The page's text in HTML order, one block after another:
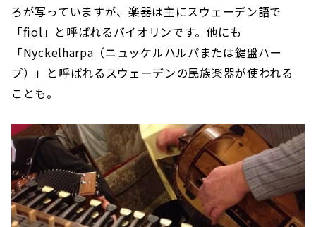
ろが写っていますが、楽器は主にスウェーデン語で
「fiol」と呼ばれるバイオリンです。他にも
「Nyckelharpa（ニュッケルハルパまたは鍵盤ハー
プ）」と呼ばれるスウェーデンの民族楽器が使われる
ことも。